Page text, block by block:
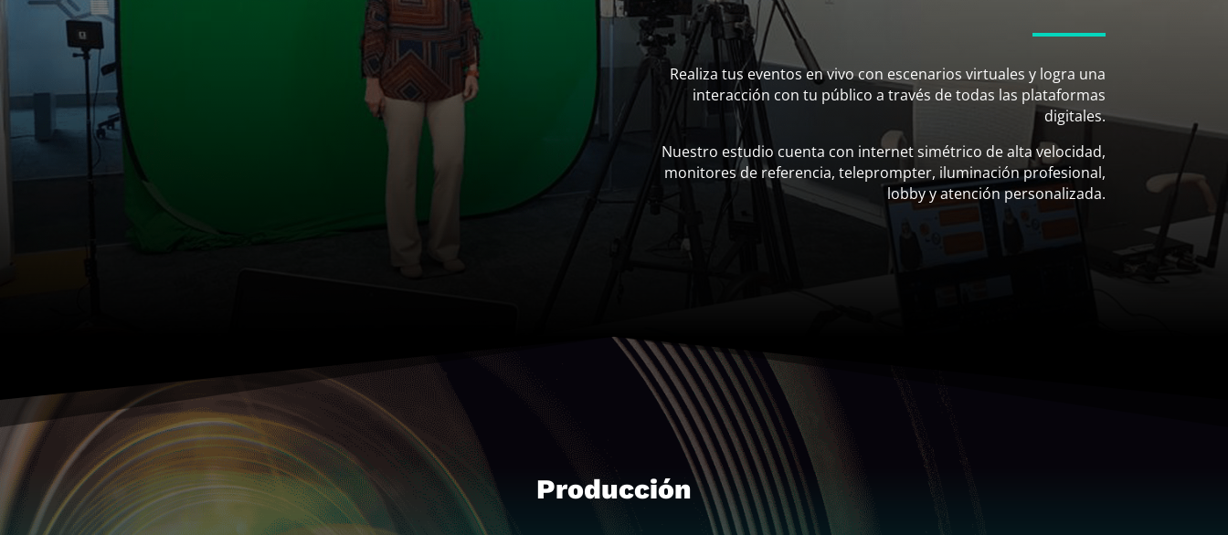
Realiza tus eventos en vivo con escenarios virtuales y logra una
interacción con tu público a través de todas las plataformas
digitales.
Nuestro estudio cuenta con internet simétrico de alta velocidad,
monitores de referencia, teleprompter, iluminación profesional,
lobby y atención personalizada.
Producción